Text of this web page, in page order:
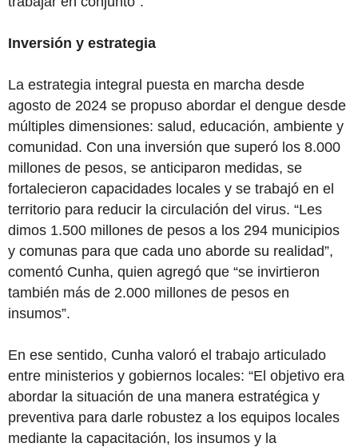
Inversión y estrategia
La estrategia integral puesta en marcha desde
agosto de 2024 se propuso abordar el dengue desde
múltiples dimensiones: salud, educación, ambiente y
comunidad. Con una inversión que superó los 8.000
millones de pesos, se anticiparon medidas, se
fortalecieron capacidades locales y se trabajó en el
territorio para reducir la circulación del virus. “Les
dimos 1.500 millones de pesos a los 294 municipios
y comunas para que cada uno aborde su realidad”,
comentó Cunha, quien agregó que “se invirtieron
también más de 2.000 millones de pesos en
insumos”.
En ese sentido, Cunha valoró el trabajo articulado
entre ministerios y gobiernos locales: “El objetivo era
abordar la situación de una manera estratégica y
preventiva para darle robustez a los equipos locales
mediante la capacitación, los insumos y la